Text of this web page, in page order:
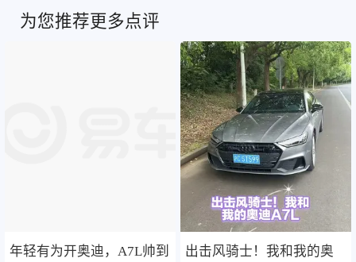
为您推荐更多点评
年轻有为开奥迪，A7L帅到
出击风骑士！我和我的奥